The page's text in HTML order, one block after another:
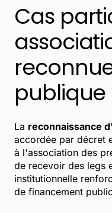
Cas
publique
La reconnaissance
accordée par décret
à l'association des
de recevoir des legs
institutionnelle
de financement